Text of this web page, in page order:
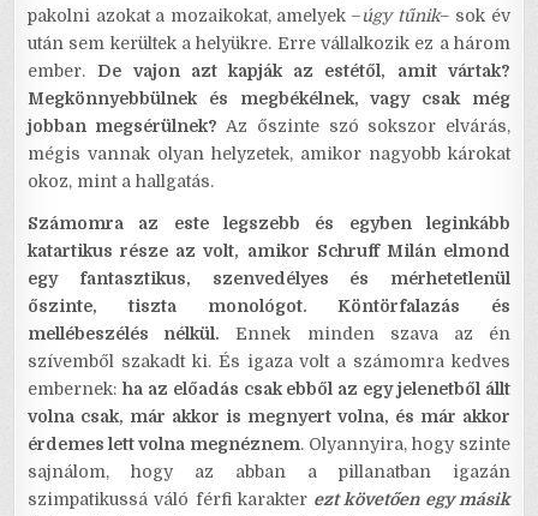
pakolni azokat a mozaikokat, amelyek –úgy tűnik– sok év
után sem kerültek a helyükre. Erre vállalkozik ez a három
ember. De vajon azt kapják az estétől, amit vártak?
Megkönnyebbülnek és megbékélnek, vagy csak még
jobban megsérülnek? Az őszinte szó sokszor elvárás,
mégis vannak olyan helyzetek, amikor nagyobb károkat
okoz, mint a hallgatás.
Számomra az este legszebb és egyben leginkább
katartikus része az volt, amikor Schruff Milán elmond
egy fantasztikus, szenvedélyes és mérhetetlenül
őszinte, tiszta monológot. Köntörfalazás és
mellébeszélés nélkül. Ennek minden szava az én
szívemből szakadt ki. És igaza volt a számomra kedves
embernek:ha az előadás csak ebből az egy jelenetből állt
volna csak, már akkor is megnyert volna, és már akkor
érdemes lett volna megnéznem. Olyannyira, hogy szinte
sajnálom, hogy az abban a pillanatban igazán
szimpatikussá váló férfi karakter ezt követően egy másik